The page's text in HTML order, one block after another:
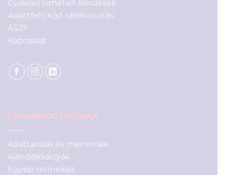
Gyakran Ismételt Kérdések
Adattörlő kód tájékoztatás
ÁSZF
Kapcsolat
TERMÉKKATEGÓRIÁK
Adattárolás és memóriák
Ajándékkártyák
Egyéb termékek